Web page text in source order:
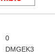
0
DMGEK3